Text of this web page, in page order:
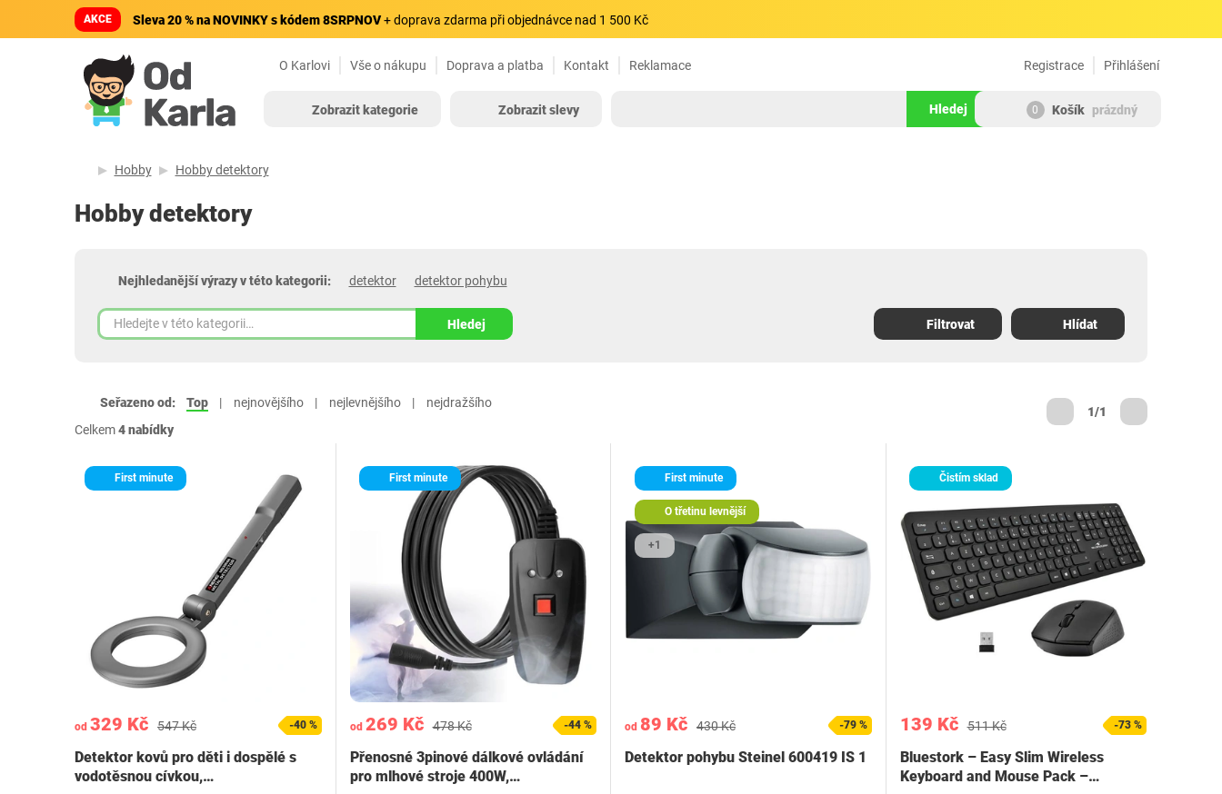
AKCE Sleva 20 % na NOVINKY s kódem 8SRPNOV+ doprava zdarma při objednávce nad 1 500 Kč
O Karlovi Vše o nákupu Doprava a platba Kontakt Reklamace Přihlášení
Registrace
Zobrazit kategorie Zobrazit slevy Hledej 0 Košík prázdný
Hobby Hobby detektory
Hobby detektory
Nejhledanější výrazy v této kategorii: detektor detektor pohybu
Hledej Filtrovat Hlídat
Seřazeno od: Top nejnovějšího nejlevnějšího
nejdražšího
Celkem4 nabídky
1/1
First minute
od 329 Kč 547 Kč -40 %
Detektor kovů pro děti i dospělé s
vodotěsnou cívkou,…
First minute
od 269 Kč 478 Kč -44 %
Přenosné 3pinové dálkové ovládání
pro mlhové stroje 400W,…
First minute
O třetinu levnější
+1
od 89 Kč 430 Kč -79 %
Detektor pohybu Steinel 600419 IS 1
Čistím sklad
139 Kč 511 Kč -73 %
Bluestork – Easy Slim Wireless
Keyboard and Mouse Pack –…